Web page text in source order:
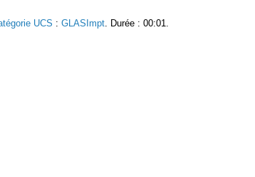
UCS : GLASImpt . Durée : 00:01.